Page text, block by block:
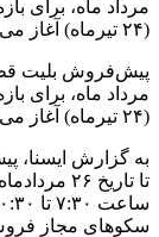
(۲۴ تیرماه) آغاز می‌شود.
پیش‌فروش بلیت‌
(۲۴ تیرماه) آغاز می‌شود.
به گزارش ایسنا،
سکوهای مجاز